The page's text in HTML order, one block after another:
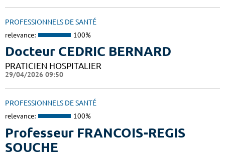
PROFESSIONNELS DE SANTÉ
relevance: 100%
Docteur CEDRIC BERNARD
PRATICIEN HOSPITALIER
29/04/2026 09:50
PROFESSIONNELS DE SANTÉ
relevance: 100%
Professeur FRANCOIS-REGIS
SOUCHE